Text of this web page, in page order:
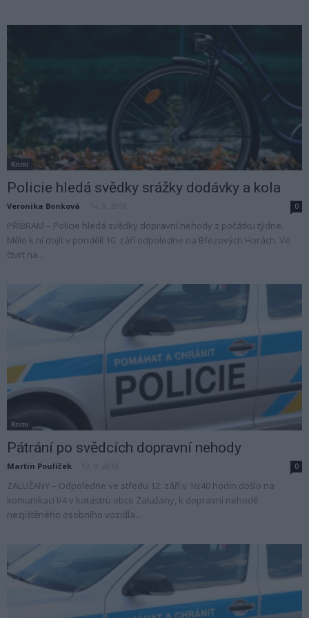
Krimi
Policie hledá svědky srážky dodávky a kola
Veronika Bonková 0
PŘÍBRAM – Policie hledá svědky dopravní nehody z počátku týdne.
Mělo k ní dojít v pondělí 10. září odpoledne na Březových Horách. Ve
čtvrt na...
Krimi
Pátrání po svědcích dopravní nehody
Martin Poulíček 0
ZALUŽANY – Odpoledne ve středu 12. září v 16:40 hodin došlo na
komunikaci I/4 v katastru obce Zalužany, k dopravní nehodě
nezjištěného osobního vozidla...